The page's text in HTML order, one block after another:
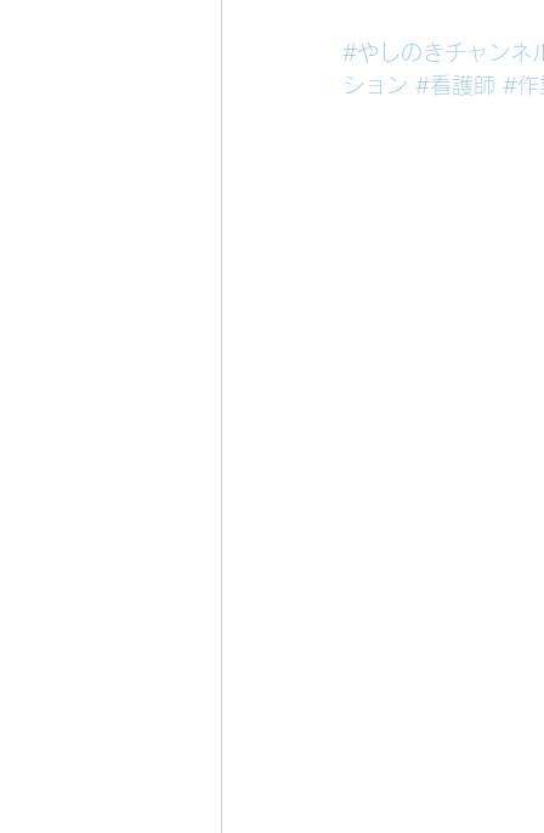
#やしのきチャンネ
ション #看護師 #作